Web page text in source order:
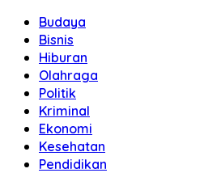
Informasi
Terkini
untuk
Anda"
Budaya
Bisnis
Hiburan
Olahraga
Politik
Kriminal
Ekonomi
Kesehatan
Pendidikan